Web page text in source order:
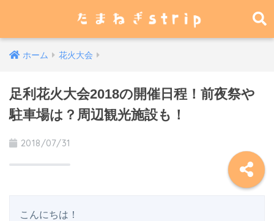
ホーム 花火大会
足利花火大会2018の開催日程！前夜祭や
駐車場は？周辺観光施設も！
2018/07/31
こんにちは！